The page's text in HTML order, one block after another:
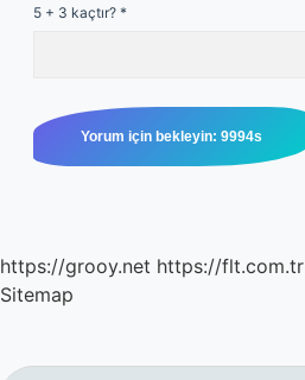
5 + 3 kaçtır? *
https://grooy.net https://flt.com.tr
Sitemap